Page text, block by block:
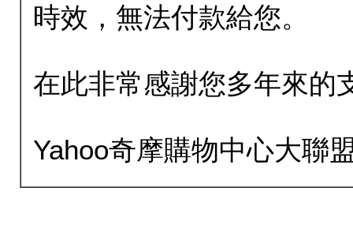
時效，無法付款給您。
在此非常感謝您多年來的
Yahoo奇摩購物中心大